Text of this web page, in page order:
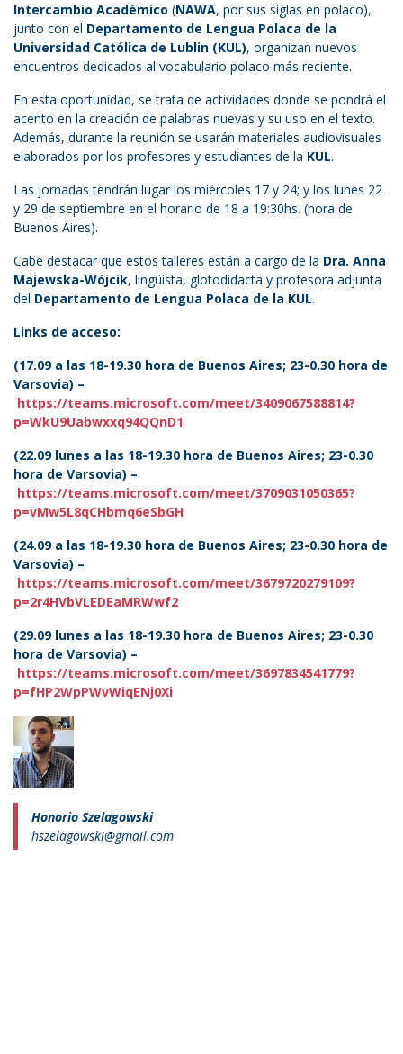
Intercambio Académico (NAWA, por sus siglas en polaco),
junto con el Departamento de Lengua Polaca de la
Universidad Católica de Lublin (KUL), organizan nuevos
encuentros dedicados al vocabulario polaco más reciente.
En esta oportunidad, se trata de actividades donde se pondrá el
acento en la creación de palabras nuevas y su uso en el texto.
Además, durante la reunión se usarán materiales audiovisuales
elaborados por los profesores y estudiantes de la KUL.
Las jornadas tendrán lugar los miércoles 17 y 24; y los lunes 22
y 29 de septiembre en el horario de 18 a 19:30hs. (hora de
Buenos Aires).
Cabe destacar que estos talleres están a cargo de la Dra. Anna
Majewska-Wójcik, lingüista, glotodidacta y profesora adjunta
del Departamento de Lengua Polaca de la KUL.
Links de acceso:
(17.09 a las 18-19.30 hora de Buenos Aires; 23-0.30 hora de
Varsovia) –
https://teams.microsoft.com/meet/3409067588814?
p=WkU9Uabwxxq94QQnD1
(22.09 lunes a las 18-19.30 hora de Buenos Aires; 23-0.30
hora de Varsovia) –
https://teams.microsoft.com/meet/3709031050365?
p=vMw5L8qCHbmq6eSbGH
(24.09 a las 18-19.30 hora de Buenos Aires; 23-0.30 hora de
Varsovia) –
https://teams.microsoft.com/meet/3679720279109?
p=2r4HVbVLEDEaMRWwf2
(29.09 lunes a las 18-19.30 hora de Buenos Aires; 23-0.30
hora de Varsovia) –
https://teams.microsoft.com/meet/3697834541779?
p=fHP2WpPWvWiqENj0Xi
Honorio Szelagowski
hszelagowski@gmail.com